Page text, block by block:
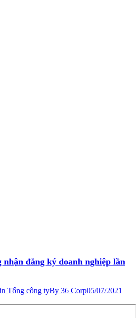
đăng ký doanh nghiệp lần
Tổng công tyBy 36 Corp05/07/2021